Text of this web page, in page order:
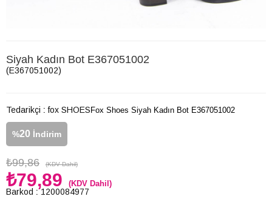
Siyah Kadın Bot E367051002
(E367051002)
Tedarikçi : fox SHOES
%20 İndirim
₺99,86 (KDV Dahil)
₺79,89 (KDV Dahil)
Barkod : 1200084977
Fox Shoes Siyah Kadın Bot E367051002